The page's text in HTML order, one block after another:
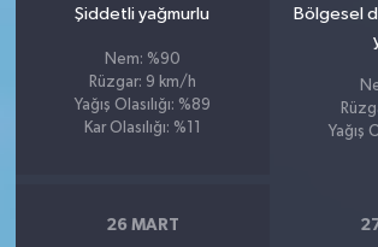
Şiddetli yağmurlu
Nem: %90
Rüzgar: 9 km/h
Yağış Olasılığı: %89
Kar Olasılığı: %11
Bölgesel
Yağış
26 MART